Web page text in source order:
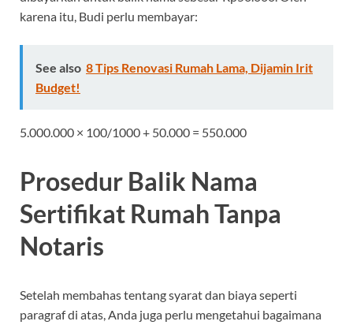
karena itu, Budi perlu membayar:
See also 8 Tips Renovasi Rumah Lama, Dijamin Irit
Budget!
5.000.000 × 100/1000 + 50.000 = 550.000
Prosedur Balik Nama
Sertifikat Rumah Tanpa
Notaris
Setelah membahas tentang syarat dan biaya seperti
paragraf di atas, Anda juga perlu mengetahui bagaimana